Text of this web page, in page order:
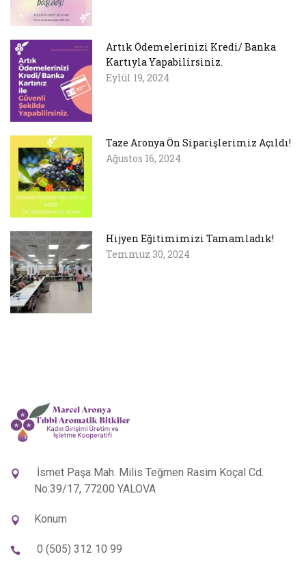
Artık Ödemelerinizi Kredi/ Banka
Kartıyla Yapabilirsiniz.
Eylül 19, 2024
Taze Aronya Ön Siparişlerimiz Açıldı!
Ağustos 16, 2024
Hijyen Eğitimimizi Tamamladık!
Temmuz 30, 2024
İsmet Paşa Mah. Milis Teğmen Rasim Koçal Cd.
No:39/17, 77200 YALOVA
Konum
0 (505) 312 10 99